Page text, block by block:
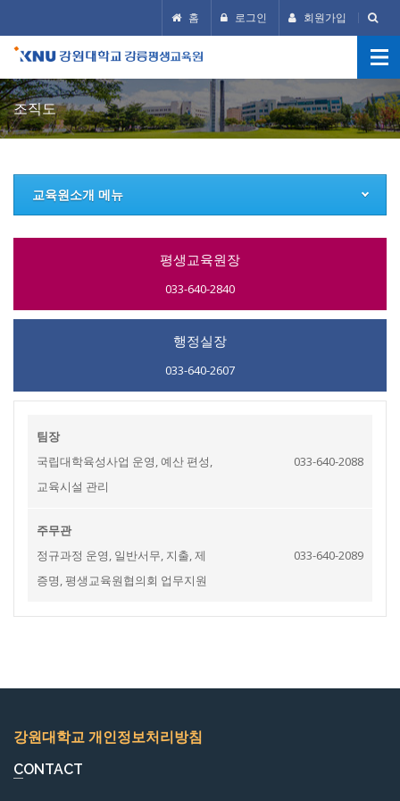
홈 로그인 회원가입
조직도
교육원소개 메뉴
평생교육원장
033-640-2840
행정실장
033-640-2607
팀장
국립대학육성사업 운영, 예산 편성,
교육시설 관리
033-640-2088
주무관
정규과정 운영, 일반서무, 지출, 제
증명, 평생교육원협의회 업무지원
033-640-2089
강원대학교 개인정보처리방침
CONTACT